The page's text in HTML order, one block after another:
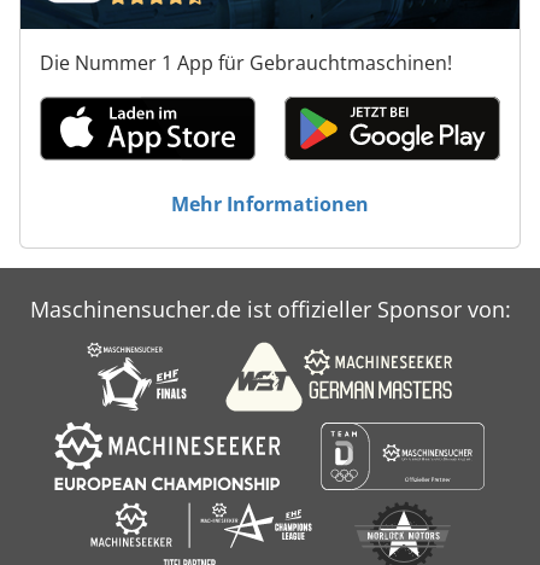
Die Nummer 1 App für Gebrauchtmaschinen!
Mehr Informationen
Maschinensucher.de ist offizieller Sponsor von: